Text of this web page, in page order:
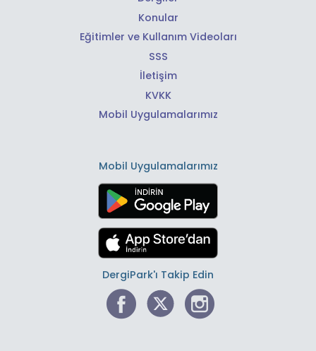
Konular
Eğitimler ve Kullanım Videoları
SSS
İletişim
KVKK
Mobil Uygulamalarımız
Mobil Uygulamalarımız
DergiPark'ı Takip Edin